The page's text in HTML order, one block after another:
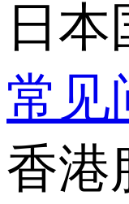
日
常见
香港